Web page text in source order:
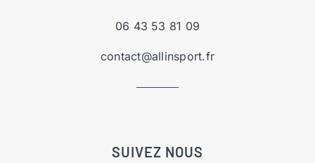
06 43 53 81 09
contact@allinsport.fr
SUIVEZ NOUS